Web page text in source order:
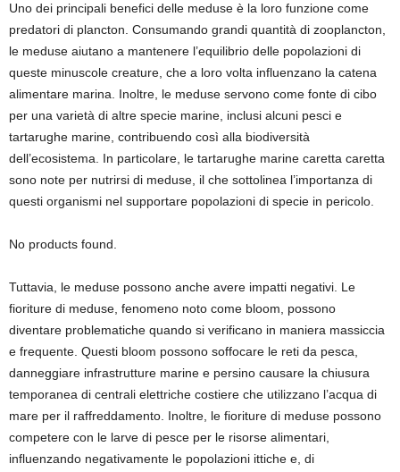
Uno dei principali benefici delle meduse è la loro funzione come
predatori di plancton. Consumando grandi quantità di zooplancton,
le meduse aiutano a mantenere l’equilibrio delle popolazioni di
queste minuscole creature, che a loro volta influenzano la catena
alimentare marina. Inoltre, le meduse servono come fonte di cibo
per una varietà di altre specie marine, inclusi alcuni pesci e
tartarughe marine, contribuendo così alla biodiversità
dell’ecosistema. In particolare, le tartarughe marine caretta caretta
sono note per nutrirsi di meduse, il che sottolinea l’importanza di
questi organismi nel supportare popolazioni di specie in pericolo.
No products found.
Tuttavia, le meduse possono anche avere impatti negativi. Le
fioriture di meduse, fenomeno noto come bloom, possono
diventare problematiche quando si verificano in maniera massiccia
e frequente. Questi bloom possono soffocare le reti da pesca,
danneggiare infrastrutture marine e persino causare la chiusura
temporanea di centrali elettriche costiere che utilizzano l’acqua di
mare per il raffreddamento. Inoltre, le fioriture di meduse possono
competere con le larve di pesce per le risorse alimentari,
influenzando negativamente le popolazioni ittiche e, di